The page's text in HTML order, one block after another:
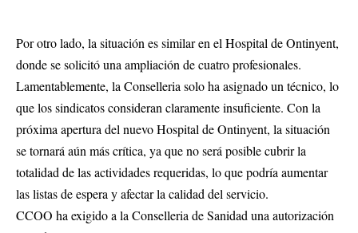
Por otro lado, la situación es similar en el Hospital de Ontinyent,
donde se solicitó una ampliación de cuatro profesionales.
Lamentablemente, la Conselleria solo ha asignado un técnico, lo
que los sindicatos consideran claramente insuficiente. Con la
próxima apertura del nuevo Hospital de Ontinyent, la situación
se tornará aún más crítica, ya que no será posible cubrir la
totalidad de las actividades requeridas, lo que podría aumentar
las listas de espera y afectar la calidad del servicio.
CCOO ha exigido a la Conselleria de Sanidad una autorización